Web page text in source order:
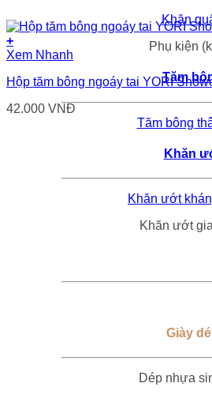
Khăn
Phụ kiện
Tăm
Tăm bông
Khăn
Khăn ướt
Khăn ướt
Giày
Dép nhựa
+
Xem Nhanh
Hộp tăm bông ngoáy tai YORI
42.000 VNĐ